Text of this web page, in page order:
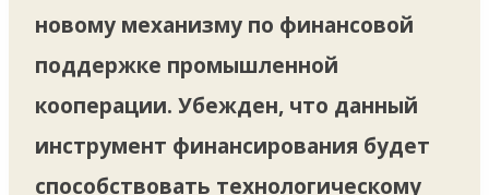
новому механизму по финансовой
поддержке промышленной
кооперации. Убежден, что данный
инструмент финансирования будет
способствовать технологическому